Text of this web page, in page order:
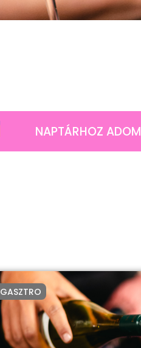
NAPTÁRHOZ ADOM
GASZTRO